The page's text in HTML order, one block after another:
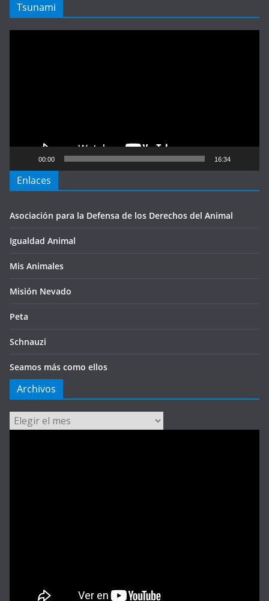
Tsunami
00:00 16:34
Enlaces
Asociación para la Defensa de los Derechos del Animal
Igualdad Animal
Mis Animales
Misión Nevado
Peta
Schnauzi
Seamos más como ellos
Archivos
Archivos